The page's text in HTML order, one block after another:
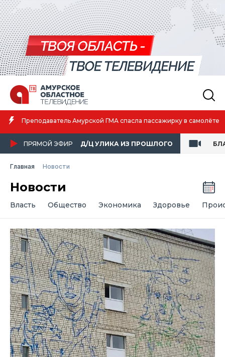
Амурская спортсменка выиграла первенство России по лёгкой
атлетике
ПРЯМОЙ ЭФИР Д/Ц УЛИКА ИЗ ПРОШЛОГО
Главная Новости
Новости
Власть Общество Экономика Здоровье